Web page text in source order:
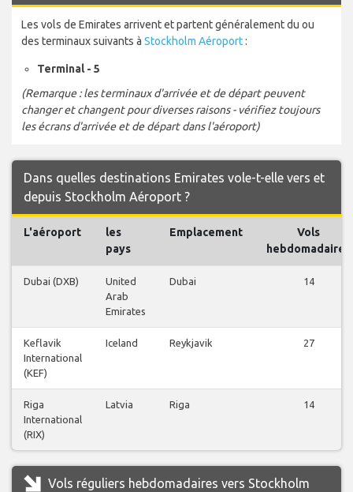
Les vols de Emirates arrivent et partent généralement du ou
des terminaux suivants à Stockholm Aéroport:
Terminal - 5
(Remarque : les terminaux d'arrivée et de départ peuvent
changer et changent pour diverses raisons - vérifiez toujours
les écrans d'arrivée et de départ dans l'aéroport)
Dans quelles destinations Emirates vole-t-elle vers et
depuis Stockholm Aéroport ?
L'aéroport
les
pays
Emplacement
Vols
hebdomadaires
Dubai (DXB)
United
Arab
Emirates
Dubai 14
Keflavik
International
(KEF)
Iceland Reykjavik 27
Riga
International
(RIX)
Latvia Riga 14
Vols réguliers hebdomadaires vers Stockholm